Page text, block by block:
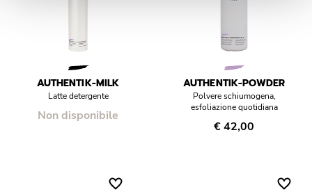
AUTHENTIK-MILK
Latte detergente
Non disponibile
AUTHENTIK-POWDER
Polvere schiumogena,
esfoliazione quotidiana
€ 42,00